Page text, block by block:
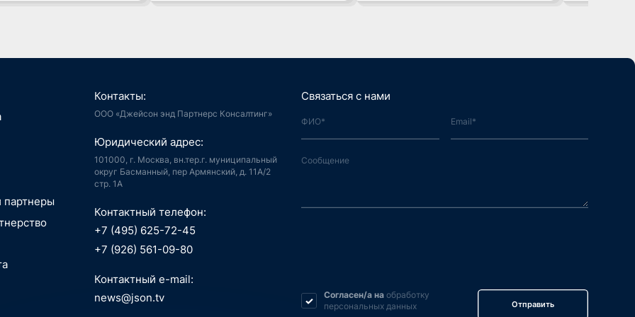
Интернет
LegalTech
данные,
4.0,
книги
АСУ ТП, IoT
3D
мотивация
БАС
город
3D
ИБ, КИИ
партнеры
Контакты:
ООО «Джейсон энд Партнерс Консалтинг»
Юридический адрес:
101000, г. Москва, вн.тер.г. муниципальный
округ Басманный, пер Армянский, д. 11А/2
стр. 1А
Контактный телефон:
+7 (495) 625-72-45
+7 (926) 561-09-80
Контактный e-mail:
news@json.tv
Связаться с нами
Согласен/а наобработку
персональных данных
Отправить